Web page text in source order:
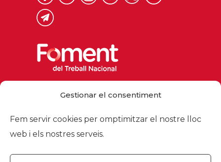
Gestionar el consentiment
Fem servir cookies per omptimitzar el nostre lloc
web i els nostres serveis.
foment@foment.com